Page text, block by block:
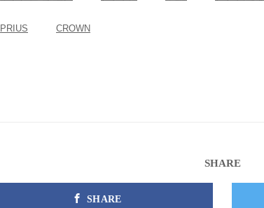
PRIUS CROWN
SHARE
SHARE